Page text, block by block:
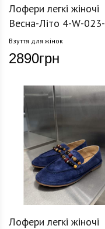
Лофери легкі жіночі
Весна-Літо 4-W-
Взуття для жінок
2890грн
Лофери легкі жіночі